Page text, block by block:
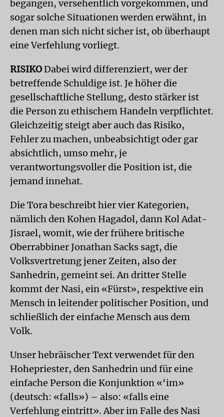
begangen, versehentlich vorgekommen, und
sogar solche Situationen werden erwähnt, in
denen man sich nicht sicher ist, ob überhaupt
eine Verfehlung vorliegt.
RISIKODabei wird differenziert, wer der
betreffende Schuldige ist. Je höher die
gesellschaftliche Stellung, desto stärker ist
die Person zu ethischem Handeln verpflichtet.
Gleichzeitig steigt aber auch das Risiko,
Fehler zu machen, unbeabsichtigt oder gar
absichtlich, umso mehr, je
verantwortungsvoller die Position ist, die
jemand innehat.
Die Tora beschreibt hier vier Kategorien,
nämlich den Kohen Hagadol, dann Kol Adat-
Jisrael, womit, wie der frühere britische
Oberrabbiner Jonathan Sacks sagt, die
Volksvertretung jener Zeiten, also der
Sanhedrin, gemeint sei. An dritter Stelle
kommt der Nasi, ein «Fürst», respektive ein
Mensch in leitender politischer Position, und
schließlich der einfache Mensch aus dem
Volk.
Unser hebräischer Text verwendet für den
Hohepriester, den Sanhedrin und für eine
einfache Person die Konjunktion «‘im»
(deutsch: «falls») – also: «falls eine
Verfehlung eintritt». Aber im Falle des Nasi